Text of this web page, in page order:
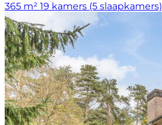
365 m² 19 kamers (5 slaapkamers)